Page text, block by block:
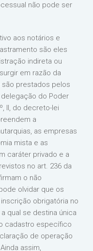
não pode ser
aos notários e
são eles
indireta ou
em razão da
prestados pelos
do Poder
II, do decreto-lei
a
as empresas
mista e as
caráter privado e a
no art. 236 da
o não
olvidar que os
obrigatória no
qual se destina única
cadastro específico
de operação
assim,